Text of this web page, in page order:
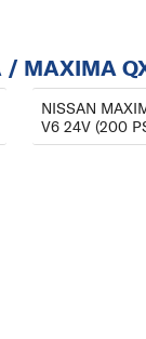
MAXIMA
NISSAN
V6 24V (200